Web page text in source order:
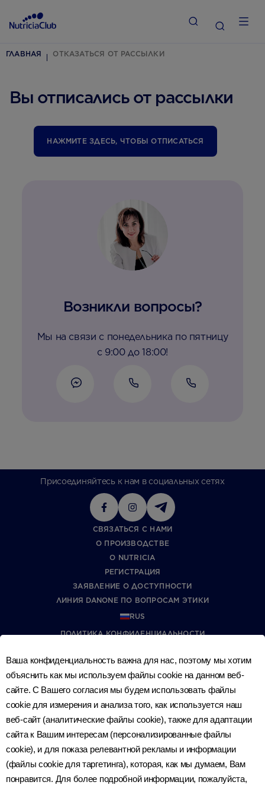
ГЛАВНАЯ ОТКАЗАТЬСЯ ОТ РАССЫЛКИ
Вы отписались от рассылки
НАЖМИТЕ ЗДЕСЬ, ЧТОБЫ ОТПИСАТЬСЯ
Возникли вопросы?
Мы на связи с понедельника по пятницу
с 9:00 до 18:00!
Присоединяйтесь к нам в социальных сетях
СВЯЗАТЬСЯ С НАМИ
О ПРОИЗВОДСТВЕ
О NUTRICIA
РЕГИСТРАЦИЯ
ЗАЯВЛЕНИЕ О ДОСТУПНОСТИ
ЛИНИЯ DANONE ПО ВОПРОСАМ ЭТИКИ
RUS
ПОЛИТИКА КОНФИДЕНЦИАЛЬНОСТИ
ГАРАНТИЯ КАЧЕСТВА
ГАРАНТИЯ КАЧЕСТВА NUTRILON PREMIUM
ВОПРОСЫ О КОНФИДЕНЦИАЛЬНОСТИ
© Nutriciaclub 2026
Данный веб-сайт — собственность компании Nutricia Export
Ваша конфиденциальность важна для нас, поэтому мы хотим
объяснить как мы используем файлы cookie на данном веб-
сайте. С Вашего согласия мы будем использовать файлы
cookie для измерения и анализа того, как используется наш
веб-сайт (аналитические файлы cookie), также для адаптации
сайта к Вашим интересам (персонализированные файлы
cookie), и для показа релевантной рекламы и информации
(файлы cookie для таргетинга), которая, как мы думаем, Вам
понравится. Для более подробной информации, пожалуйста,